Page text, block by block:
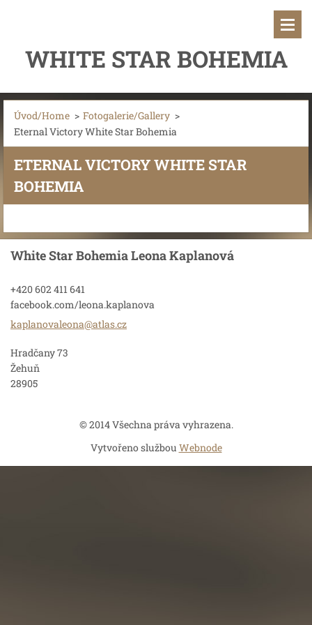
WHITE STAR BOHEMIA
Úvod/Home > Fotogalerie/Gallery >
Eternal Victory White Star Bohemia
ETERNAL VICTORY WHITE STAR
BOHEMIA
White Star Bohemia Leona Kaplanová
+420 602 411 641
facebook.com/leona.kaplanova
kaplanovaleona@atlas.cz
Hradčany 73
Žehuň
28905
© 2014 Všechna práva vyhrazena.
Vytvořeno službou Webnode